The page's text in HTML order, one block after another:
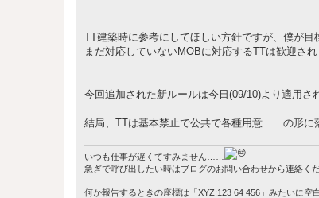
TT建築時に参考にしてほしい方針ですが、僕が目
まだ対応していないMOBに対応するTTは歓迎さ
今回追加された新ルールは今日(09/10)より適用さ
結局、TTは基本禁止で公共で各種用意……の形に
いつも仕事が遅くてすみません……
急ぎで呼び出したい時はブログのお問い合わせから連絡くだ
何か報告するときの座標は「XYZ:123 64 456」みたいに